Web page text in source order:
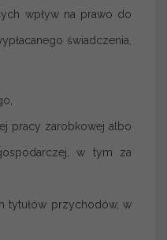
wpływ na prawo do
świadczenia,
pracy zarobkowej albo
w tym za
tytułów przychodów, w